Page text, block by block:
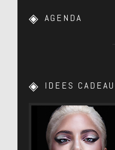
AGENDA
IDEES